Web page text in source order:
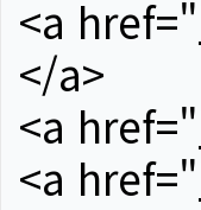
<a href="
</a>
<a href="
<a href="